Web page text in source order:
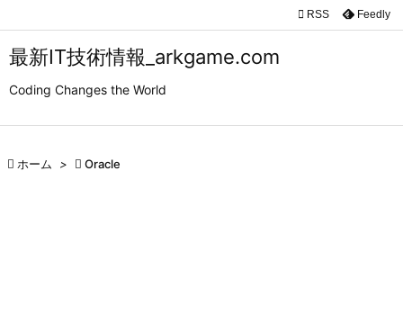
最新IT技術情報_arkgame.com
Coding Changes the World


 RSS Feedly
 ホーム >  Oracle